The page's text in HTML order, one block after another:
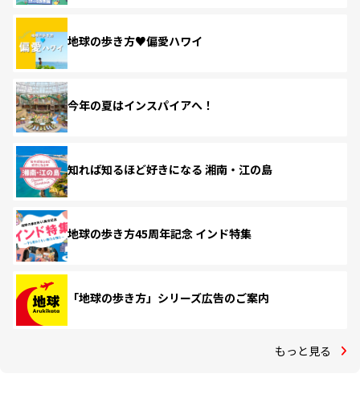
地球の歩き方♥偏愛ハワイ
今年の夏はインスパイアへ！
知れば知るほど好きになる 湘南・江の島
地球の歩き方45周年記念 インド特集
「地球の歩き方」シリーズ広告のご案内
もっと見る